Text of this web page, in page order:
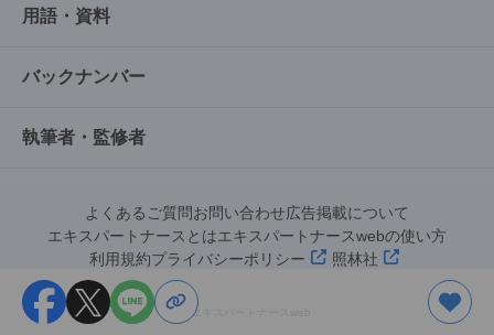
用語・資料
バックナンバー
執筆者・監修者
よくあるご質問お問い合わせ広告掲載について
エキスパートナースとはエキスパートナースwebの使い方
利用規約プライバシーポリシー 照林社
©︎エキスパートナースweb